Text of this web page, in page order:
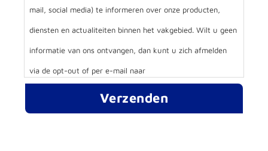
mail, social media) te informeren over onze producten,
diensten en actualiteiten binnen het vakgebied. Wilt u geen
informatie van ons ontvangen, dan kunt u zich afmelden
via de opt-out of per e-mail naar